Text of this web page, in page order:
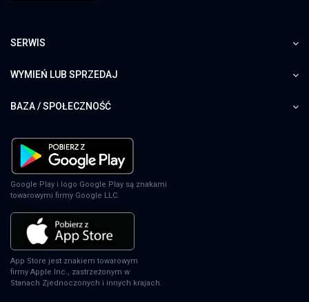
SERWIS
WYMIEŃ LUB SPRZEDAJ
BAZA / SPOŁECZNOŚĆ
Google Play i logo Google Play są znakami
towarowymi firmy Google LLC.
App Store jest znakiem towarowym
firmy Apple Inc., zastrzeżonym w
Stanach Zjednoczonych i innych krajach.